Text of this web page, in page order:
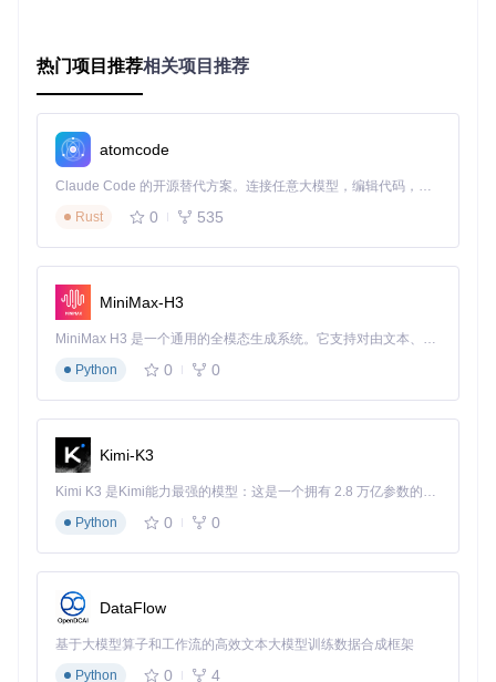
教学与培训实践
在某大学生物信息学课程中，教师通过创建包含示例数据和分
析流程的公开项目，使学生的上手时间从平均14天减少到3
天。学生可以直接在平台上复现分析过程，极大提升了教学效
部署与使用指南
要开始使用BioForge平台，只需执行以下命令：
git clone
部署完成后，系统会自动配置基础分析环境，包含常用生物信
息学工具和预设流程模板，让您能够快速开展研究工作。
通过将分散的工具和数据整合到统一平台，BioForge不仅解决
了生物信息学研究中的技术碎片化问题，更为团队协作提供了
高效可行的解决方案。无论是处理单细胞测序数据还是构建复
杂的分析流程，该平台都能显著提升研究效率，让科研人员将
更多精力投入到真正具有创造性的科学发现中。
biostar-central
Biostar Q&A
项目地址：
https://gitcode.com/gh_mirrors/bi/biostar-
热门项目推荐相关项目推荐
atomcode
Claude Code 的开源替代方案。连接任意大模型，编辑代码，运行命令，自动验证 — 全自动执行。用 Rust 构建，极致性能。 ｜ An open-source alternative to Claude Code. Connect any LLM, edit code, run commands, and verify changes — autonomously. Built in Rust for speed. Get Started
Rust
0 535
MiniMax-H3
MiniMax H3 是一个通用的全模态生成系统。它支持对由文本、图像、视频和音频组成的多模态上下文进行统一理解，并能生成分辨率高达 2K、时长可达 15 秒的带原生立体声音频的视频。得益于面向任务泛化的系统设计，H3 在预训练阶段就已具备广泛的多模态上下文理解与生成能力，能够出色地执行复杂的多模态指令。
Python
0 0
Kimi-K3
Kimi K3 是Kimi能力最强的模型：这是一个拥有 2.8 万亿参数的混合专家（MoE）模型，具备原生视觉理解能力，并支持 100 万 token 的上下文窗口。
Python
0 0
DataFlow
基于大模型算子和工作流的高效文本大模型训练数据合成框架
Python
0 4